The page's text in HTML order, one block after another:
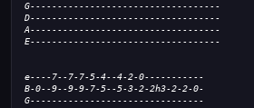
G-----------------------------------
D-----------------------------------
A-----------------------------------
E-----------------------------------
e----7--7-7-5-4--4-2-0-----------
B-0--9--9-9-7-5--5-3-2-2h3-2-2-0-
G--------------------------------